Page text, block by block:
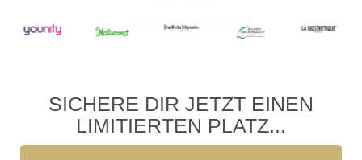
SICHERE DIR JETZT EINEN
LIMITIERTEN PLATZ...